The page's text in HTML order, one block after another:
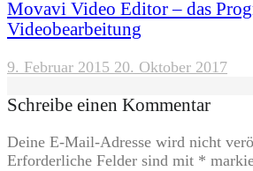
Movavi Video Editor – das
Videobearbeitung
9. Februar 2015 20. Oktober 2017
Schreibe einen Kommentar
Deine E-Mail-Adresse wird nicht
Erforderliche Felder sind mit *